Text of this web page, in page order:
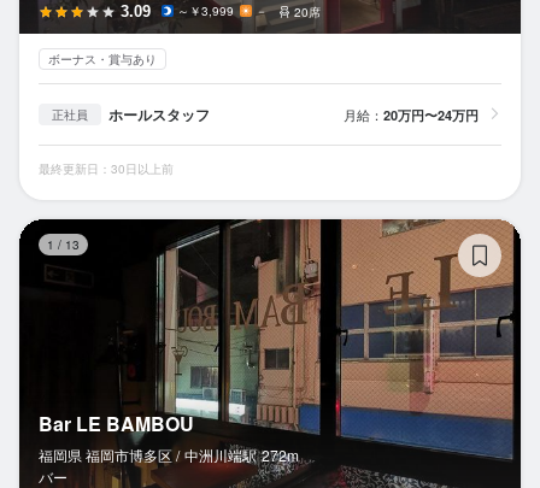
3.09 ～￥3,999 － 20席
ボーナス・賞与あり
正社員 ホールスタッフ 月給： 20万円〜24万円
最終更新日：30日以上前
1 / 13
Bar LE BAMBOU
福岡県 福岡市博多区 / 中洲川端駅 272m
バー